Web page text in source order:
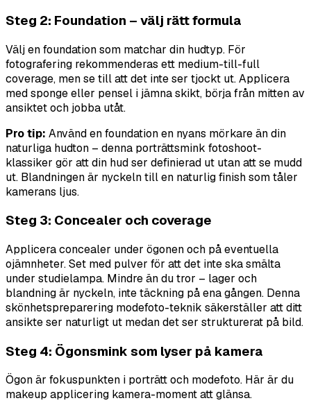
Steg 2: Foundation – välj rätt formula
Välj en foundation som matchar din hudtyp. För
fotografering rekommenderas ett medium-till-full
coverage, men se till att det inte ser tjockt ut. Applicera
med sponge eller pensel i jämna skikt, börja från mitten av
ansiktet och jobba utåt.
Pro tip: Använd en foundation en nyans mörkare än din
naturliga hudton – denna porträttsmink fotoshoot-
klassiker gör att din hud ser definierad ut utan att se mudd
ut. Blandningen är nyckeln till en naturlig finish som tåler
kamerans ljus.
Steg 3: Concealer och coverage
Applicera concealer under ögonen och på eventuella
ojämnheter. Set med pulver för att det inte ska smälta
under studielampa. Mindre än du tror – lager och
blandning är nyckeln, inte täckning på ena gången. Denna
skönhetspreparering modefoto-teknik säkerställer att ditt
ansikte ser naturligt ut medan det ser strukturerat på bild.
Steg 4: Ögonsmink som lyser på kamera
Ögon är fokuspunkten i porträtt och modefoto. Här är du
makeup applicering kamera-moment att glänsa.